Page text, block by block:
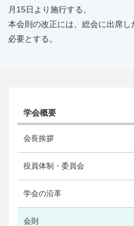
月15日より施行する。
本会則の改正には、総会に出席
必要とする。
学会概要
会長挨拶
役員体制・委員会
学会の沿革
会則